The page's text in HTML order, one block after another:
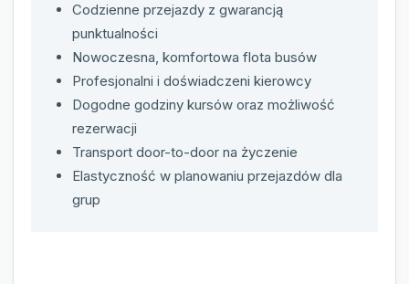
Codzienne przejazdy z gwarancją
punktualności
Nowoczesna, komfortowa flota busów
Profesjonalni i doświadczeni kierowcy
Dogodne godziny kursów oraz możliwość
rezerwacji
Transport door-to-door na życzenie
Elastyczność w planowaniu przejazdów dla
grup